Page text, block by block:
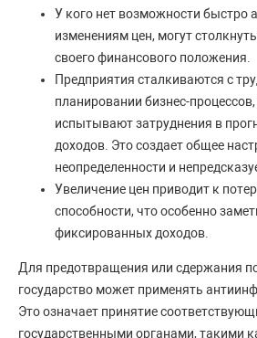
У кого нет возможности быстро
изменениям цен, могут
своего финансового положения.
Предприятия сталкиваются с
планировании бизнес-
испытывают затруднения в
доходов. Это создает общее
неопределенности и
Увеличение цен приводит к
способности, что особенно
фиксированных доходов.
Для предотвращения или сдержания
государство может применять
Это означает принятие
государственными органами, такими